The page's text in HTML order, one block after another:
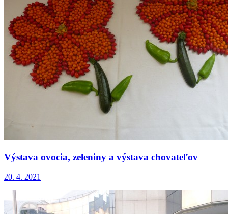
Výstava ovocia, zeleniny a výstava chovateľov
20. 4. 2021